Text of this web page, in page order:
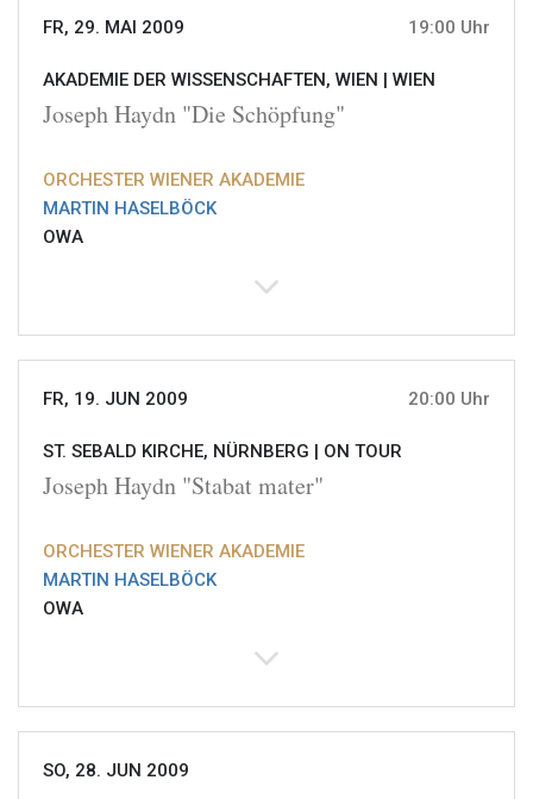
FR, 29. MAI 2009 19:00 Uhr
AKADEMIE DER WISSENSCHAFTEN, WIEN | WIEN
Joseph Haydn "Die Schöpfung"
ORCHESTER WIENER AKADEMIE
MARTIN HASELBÖCK
OWA
FR, 19. JUN 2009 20:00 Uhr
ST. SEBALD KIRCHE, NÜRNBERG | ON TOUR
Joseph Haydn "Stabat mater"
ORCHESTER WIENER AKADEMIE
MARTIN HASELBÖCK
OWA
SO, 28. JUN 2009